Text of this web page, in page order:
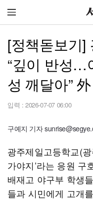
[정책돋보기]
“깊이 반성…
성 깨달아” 外
입력 : 2026-07-07 06:00
구예지 기자
광주제일고등학교(
가야지’라는 응원 구
배재고 야구부 학생
들과 시민에게 고개